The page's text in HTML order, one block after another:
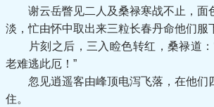
谢云岳瞥见二人及桑禄寒战不止，面
淡，忙由怀中取出来三粒长春丹命他们服
片刻之后，三入睑色转红，桑禄道：
老难逃此厄！”
忽见逍遥客由峰顶电泻飞落，在他们
住。